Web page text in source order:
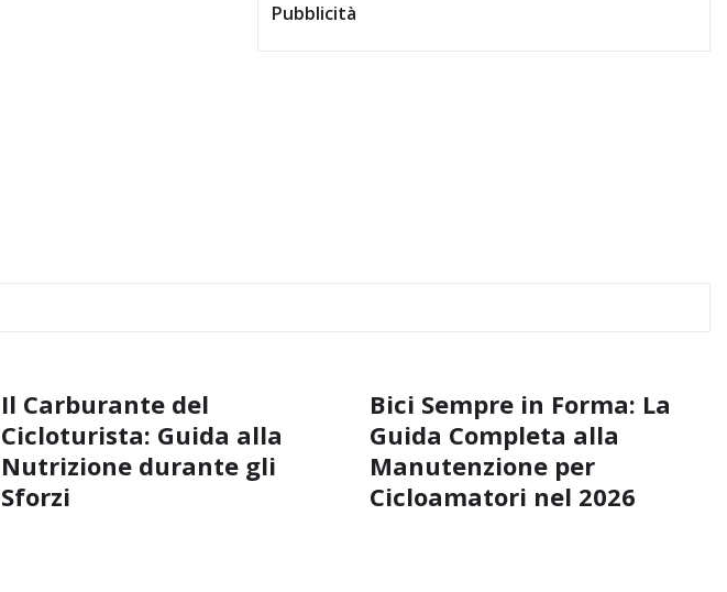
Pubblicità
Il Carburante del
Cicloturista: Guida alla
Nutrizione durante gli
Sforzi
Bici Sempre in Forma: La
Guida Completa alla
Manutenzione per
Cicloamatori nel 2026